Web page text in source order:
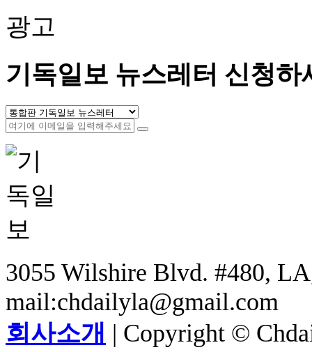
광고
기독일보 뉴스레터 신청하
3055 Wilshire Blvd. #480,
mail:chdailyla@gmail.com
회사소개 | Copyright ©